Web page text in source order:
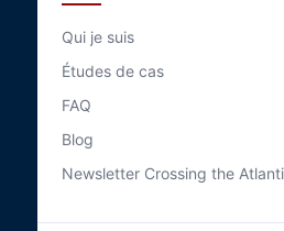
Qui je suis
Études de cas
FAQ
Blog
Newsletter Crossing the